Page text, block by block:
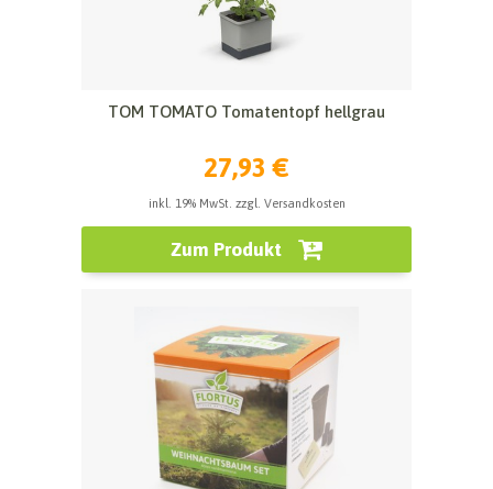
TOM TOMATO Tomatentopf hellgrau
27,93 €
inkl. 19% MwSt. zzgl. Versandkosten
Zum Produkt